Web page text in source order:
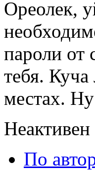
Ореолек,
пароли от
тебя. Куча
местах.
Неактивен
По